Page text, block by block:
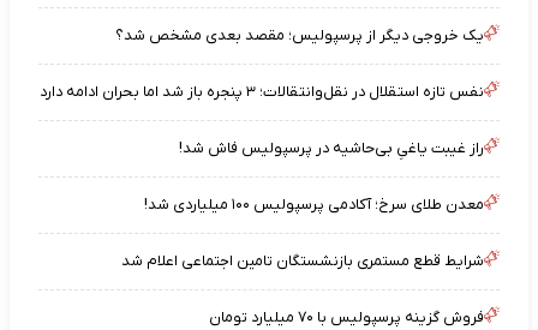
یک خروجی دیگر از پرسپولیس؛ مقصد بعدی مشخص شد؟
نفس تازه استقلال در نقل‌وانتقالات؛ ۳ پنجره باز شد اما بحران ادامه دارد
راز غیبت یاغیِ بی‌حاشیه در پرسپولیس فاش شد!
معدن طلای سرخ؛ آکادمی پرسپولیس ۱۰۰ میلیاردی شد!
شرایط قطع مستمری بازنشستگان تامین اجتماعی اعلام شد
فروش گزینه پرسپولیس با ۷۰ میلیارد تومان